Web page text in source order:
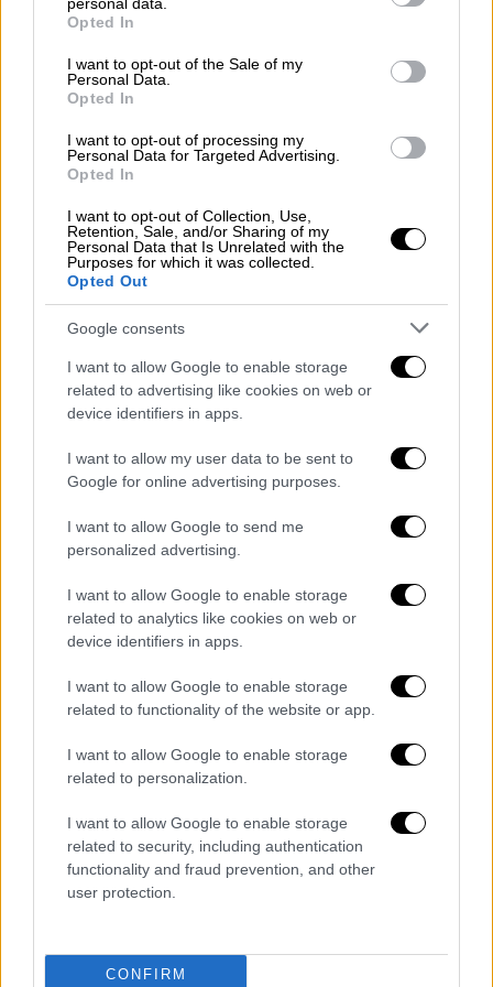
grant or deny consent to Google and its third-party tags to
use your data for below specified purposes in below Google
consent section.
Opted In
I want to opt-out of the Sale of my
Personal Data.
Opted In
I want to opt-out of processing my
Personal Data for Targeted Advertising.
Opted In
I want to opt-out of Collection, Use,
Retention, Sale, and/or Sharing of my
Personal Data that Is Unrelated with the
Purposes for which it was collected.
Opted Out
Google consents
I want to allow Google to enable storage
related to advertising like cookies on web or
device identifiers in apps.
I want to allow my user data to be sent to
Google for online advertising purposes.
I want to allow Google to send me
personalized advertising.
I want to allow Google to enable storage
related to analytics like cookies on web or
device identifiers in apps.
I want to allow Google to enable storage
related to functionality of the website or app.
I want to allow Google to enable storage
related to personalization.
I want to allow Google to enable storage
related to security, including authentication
functionality and fraud prevention, and other
user protection.
CONFIRM
αποδεικτικά στοιχεία δεν είναι επαρκή για
«Έχουμε καταλήξει στο συμπέρασμα ότι οι
υπερβαίνουν το χρονικό όριο παραγραφής,
ενώ δεν μπορούμε να αποδείξουμε τις
από κάθε αμφιβολία», δήλωσε ο Χόχμαν.
«Αναγνωρίζουμε και επαινούμε το θάρρος
και την ανθεκτικότητα των γυναικών που
προχώρησαν σε αναφορές και μοιράστηκαν
τις εμπειρίες τους, και τις ευχαριστούμε για
τη συνεργασία και την υπομονή τους κατά τη
διάρκεια της έρευνας».
Marilyn Manson will not be charged
in LA with sex abuse, domestic
violence after ‘comprehensive four-
year investigation,’ DA says
pic.twitter.com/jt3EbQxkfP
— New York Post (@nypost)
Οι ταυτότητες των γυναικών που
εμπλέκονταν στην υπόθεση του Λος
Άντζελες δε δημοσιοποιήθηκαν ποτέ
ηθοποιός του «Game of Thrones», Έσμε
Μπιάνκο, αποκάλυψε πέρυσι ότιήταν μέρος
της έρευνας. Είχε καταγγείλει ότι ο ροκ-
σταρ την υπέβαλε σε ψυχολογική
την καταδίωξε μέσα στο διαμέρισμά του
κρατώντας ένα τσεκούρι τον Μάιο του 2011.